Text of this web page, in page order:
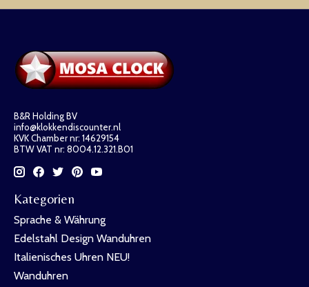
B&R Holding BV
info@klokkendiscounter.nl
KVK Chamber nr: 14629154
BTW VAT nr: 8004.12.321.B01
Kategorien
Sprache & Währung
Edelstahl Design Wanduhren
Italienisches Uhren NEU!
Wanduhren